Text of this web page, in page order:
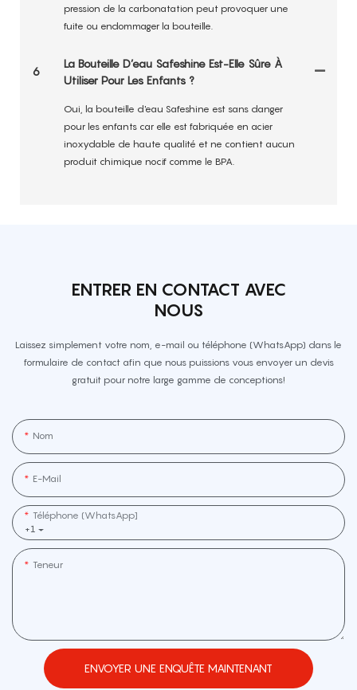
pression de la carbonatation peut provoquer une
fuite ou endommager la bouteille.
6
La Bouteille D’eau Safeshine Est-Elle Sûre À
Utiliser Pour Les Enfants ?
Oui, la bouteille d'eau Safeshine est sans danger
pour les enfants car elle est fabriquée en acier
inoxydable de haute qualité et ne contient aucun
produit chimique nocif comme le BPA.
ENTRER EN CONTACT AVEC
NOUS
Laissez simplement votre nom, e-mail ou téléphone (WhatsApp) dans le
formulaire de contact afin que nous puissions vous envoyer un devis
gratuit pour notre large gamme de conceptions!
Nom
E-Mail
+1
Téléphone (WhatsApp]
Teneur
ENVOYER UNE ENQUÊTE MAINTENANT